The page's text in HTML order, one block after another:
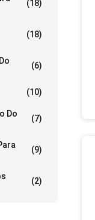
(18)
(18)
(6)
(10)
Do
(7)
(9)
(2)